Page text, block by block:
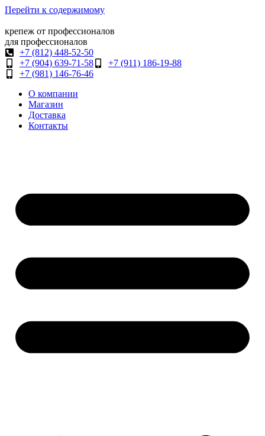
Перейти к содержимому
крепеж от профессионалов
для профессионалов
+7 (812) 448-52-50
+7 (904) 639-71-58
+7 (911) 186-19-88
+7 (981) 146-76-46
О компании
Магазин
Доставка
Контакты